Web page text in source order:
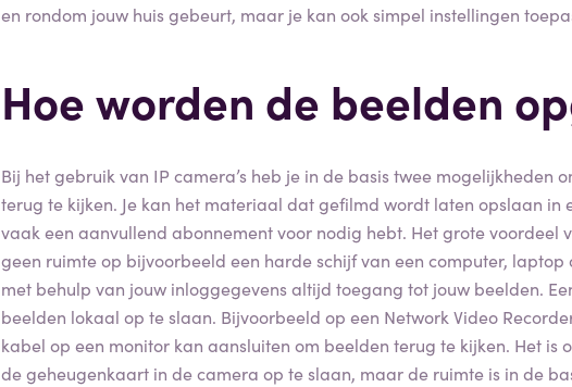
en rondom jouw huis gebeurt, maar je kan ook simpel instellingen
Hoe worden de beelden
Bij het gebruik van IP camera’s heb je in de basis twee mogelijkheden
terug te kijken. Je kan het materiaal dat gefilmd wordt laten opslaan in
vaak een aanvullend abonnement voor nodig hebt. Het grote voordeel
geen ruimte op bijvoorbeeld een harde schijf van een computer, laptop
met behulp van jouw inloggegevens altijd toegang tot jouw beelden.
beelden lokaal op te slaan. Bijvoorbeeld op een Network Video
kabel op een monitor kan aansluiten om beelden terug te kijken. Het is
de geheugenkaart in de camera op te slaan, maar de ruimte is in de